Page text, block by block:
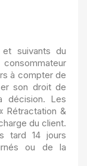
et suivants du
à compter de
son droit de
décision. Les
Rétractation &
du client.
tard 14 jours
ou de la